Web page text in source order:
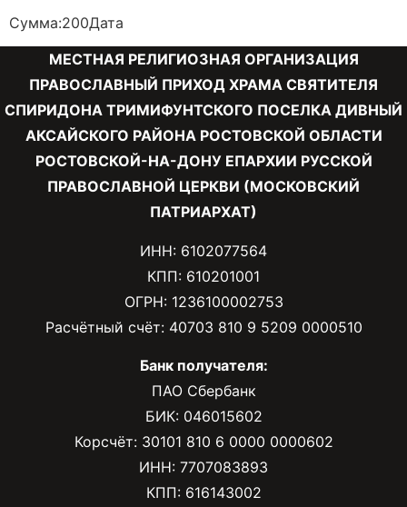
Сумма:200Дата
МЕСТНАЯ РЕЛИГИОЗНАЯ ОРГАНИЗАЦИЯ
ПРАВОСЛАВНЫЙ ПРИХОД ХРАМА СВЯТИТЕЛЯ
СПИРИДОНА ТРИМИФУНТСКОГО ПОСЕЛКА ДИВНЫЙ
АКСАЙСКОГО РАЙОНА РОСТОВСКОЙ ОБЛАСТИ
РОСТОВСКОЙ-НА-ДОНУ ЕПАРХИИ РУССКОЙ
ПРАВОСЛАВНОЙ ЦЕРКВИ (МОСКОВСКИЙ
ПАТРИАРХАТ)
ИНН: 6102077564
КПП: 610201001
ОГРН: 1236100002753
Расчётный счёт: 40703 810 9 5209 0000510
Банк получателя:
ПАО Сбербанк
БИК: 046015602
Корсчёт: 30101 810 6 0000 0000602
ИНН: 7707083893
КПП: 616143002